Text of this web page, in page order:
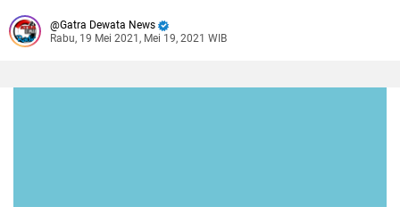
Gatra Dewata News
Rabu, 19 Mei 2021, Mei 19, 2021 WIB